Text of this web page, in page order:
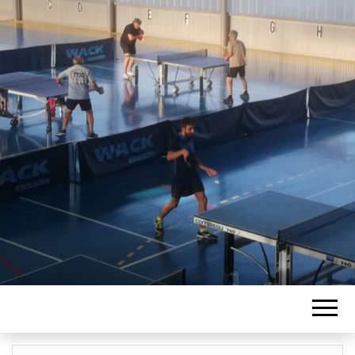
ASSOCIATION
TENNIS DE
TABLE ST
DENIS LES